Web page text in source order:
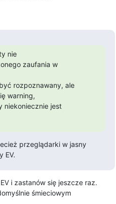
nie
zaufania w
rozpoznawany, ale
warning,
niekoniecznie jest
przeglądarki w jasny
EV.
i zastanów się jeszcze raz.
śmieciowym